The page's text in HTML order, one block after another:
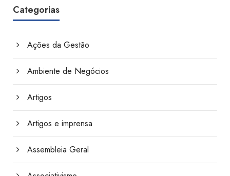
Categorias
Ações da Gestão
Ambiente de Negócios
Artigos
Artigos e imprensa
Assembleia Geral